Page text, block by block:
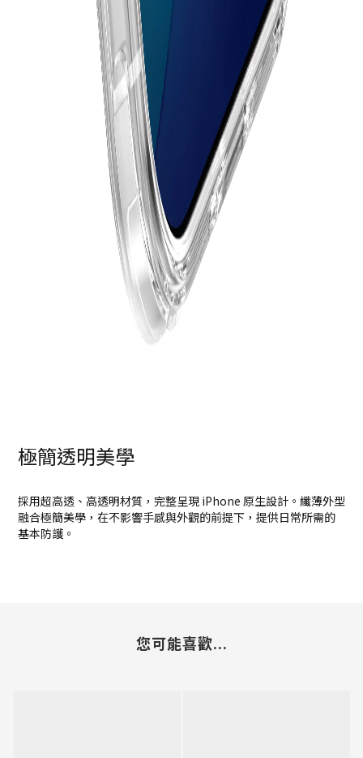
極簡透明美學
採用超高透、高透明材質，完整呈現 iPhone 原生設計。纖薄外型
融合極簡美學，在不影響手感與外觀的前提下，提供日常所需的
基本防護。
您可能喜歡...